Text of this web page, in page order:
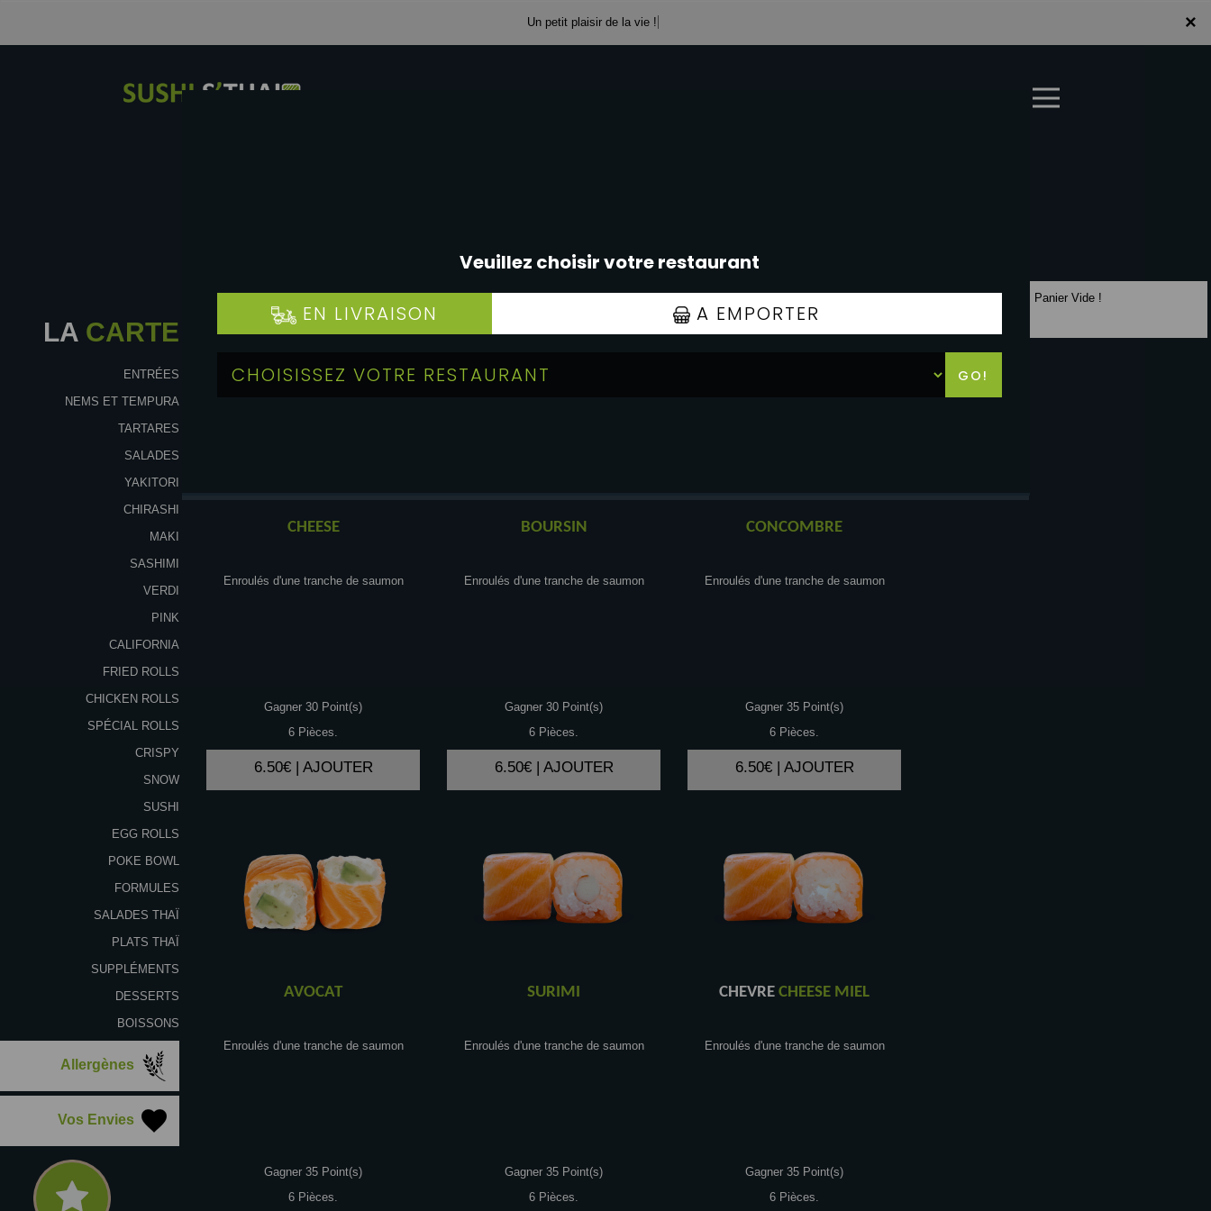
×
Un petit plaisir de la vie !
LA CARTE
ENTRÉES
NEMS ET TEMPURA
TARTARES
SALADES
YAKITORI
CHIRASHI
MAKI
SASHIMI
VERDI
PINK
CALIFORNIA
FRIED ROLLS
CHICKEN ROLLS
SPÉCIAL ROLLS
CRISPY
SNOW
SUSHI
EGG ROLLS
POKE BOWL
FORMULES
SALADES THAÏ
PLATS THAÏ
SUPPLÉMENTS
DESSERTS
BOISSONS
Allergènes
Vos Envies
CHEESE
Enroulés d'une tranche de saumon
Gagner 30 Point(s)
6 Pièces.
6.50€ | AJOUTER
BOURSIN
Enroulés d'une tranche de saumon
Gagner 30 Point(s)
6 Pièces.
6.50€ | AJOUTER
CONCOMBRE
Enroulés d'une tranche de saumon
Gagner 35 Point(s)
6 Pièces.
6.50€ | AJOUTER
AVOCAT
Enroulés d'une tranche de saumon
Gagner 35 Point(s)
6 Pièces.
SURIMI
Enroulés d'une tranche de saumon
Gagner 35 Point(s)
6 Pièces.
CHEVRE CHEESE MIEL
Enroulés d'une tranche de saumon
Gagner 35 Point(s)
6 Pièces.
Panier Vide !